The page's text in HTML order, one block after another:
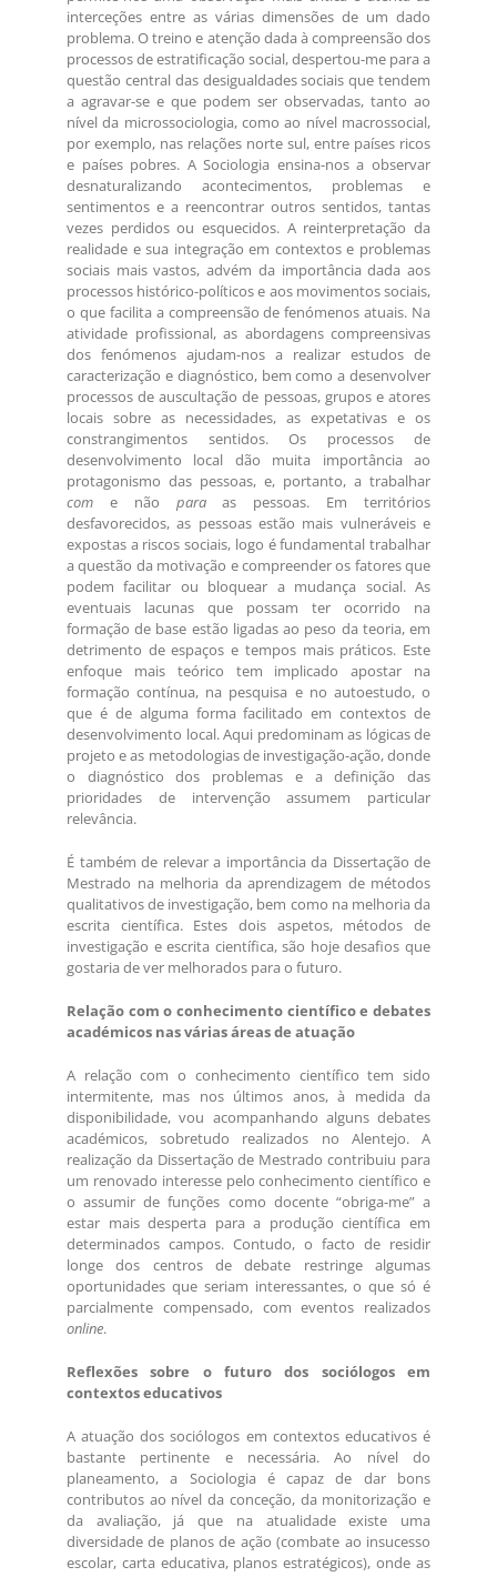
interceções entre as várias dimensões de um dado
problema. O treino e atenção dada à compreensão dos
processos de estratificação social, despertou-me para a
questão central das desigualdades sociais que tendem
a agravar-se e que podem ser observadas, tanto ao
nível da microssociologia, como ao nível macrossocial,
por exemplo, nas relações norte sul, entre países ricos
e países pobres. A Sociologia ensina-nos a observar
desnaturalizando acontecimentos, problemas e
sentimentos e a reencontrar outros sentidos, tantas
vezes perdidos ou esquecidos. A reinterpretação da
realidade e sua integração em contextos e problemas
sociais mais vastos, advém da importância dada aos
processos histórico-políticos e aos movimentos sociais,
o que facilita a compreensão de fenómenos atuais. Na
atividade profissional, as abordagens compreensivas
dos fenómenos ajudam-nos a realizar estudos de
caracterização e diagnóstico, bem como a desenvolver
processos de auscultação de pessoas, grupos e atores
locais sobre as necessidades, as expetativas e os
constrangimentos sentidos. Os processos de
desenvolvimento local dão muita importância ao
protagonismo das pessoas, e, portanto, a trabalhar
com e não paraas pessoas. Em territórios
desfavorecidos, as pessoas estão mais vulneráveis e
expostas a riscos sociais, logo é fundamental trabalhar
a questão da motivação e compreender os fatores que
podem facilitar ou bloquear a mudança social. As
eventuais lacunas que possam ter ocorrido na
formação de base estão ligadas ao peso da teoria, em
detrimento de espaços e tempos mais práticos. Este
enfoque mais teórico tem implicado apostar na
formação contínua, na pesquisa e no autoestudo, o
que é de alguma forma facilitado em contextos de
desenvolvimento local. Aqui predominam as lógicas de
projeto e as metodologias de investigação-ação, donde
o diagnóstico dos problemas e a definição das
prioridades de intervenção assumem particular
relevância.
É também de relevar a importância da Dissertação de
Mestrado na melhoria da aprendizagem de métodos
qualitativos de investigação, bem como na melhoria da
escrita científica. Estes dois aspetos, métodos de
investigação e escrita científica, são hoje desafios que
gostaria de ver melhorados para o futuro.
Relação com o conhecimento científico e debates
académicos nas várias áreas de atuação
A relação com o conhecimento científico tem sido
intermitente, mas nos últimos anos, à medida da
disponibilidade, vou acompanhando alguns debates
académicos, sobretudo realizados no Alentejo. A
realização da Dissertação de Mestrado contribuiu para
um renovado interesse pelo conhecimento científico e
o assumir de funções como docente “obriga-me” a
estar mais desperta para a produção científica em
determinados campos. Contudo, o facto de residir
longe dos centros de debate restringe algumas
oportunidades que seriam interessantes, o que só é
parcialmente compensado, com eventos realizados
online.
Reflexões sobre o futuro dos sociólogos em
contextos educativos
A atuação dos sociólogos em contextos educativos é
bastante pertinente e necessária. Ao nível do
planeamento, a Sociologia é capaz de dar bons
contributos ao nível da conceção, da monitorização e
da avaliação, já que na atualidade existe uma
diversidade de planos de ação (combate ao insucesso
escolar, carta educativa, planos estratégicos), onde as